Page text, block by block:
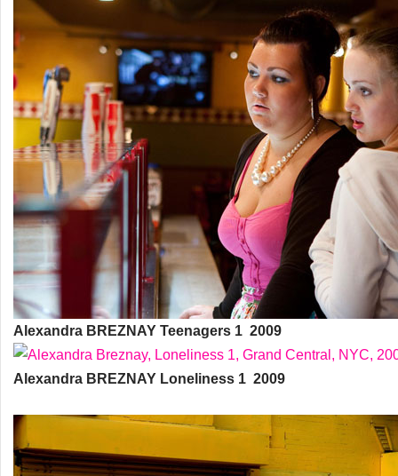
Alexandra BREZNAY Teenagers 1 2009
Alexandra BREZNAY Loneliness 1 2009